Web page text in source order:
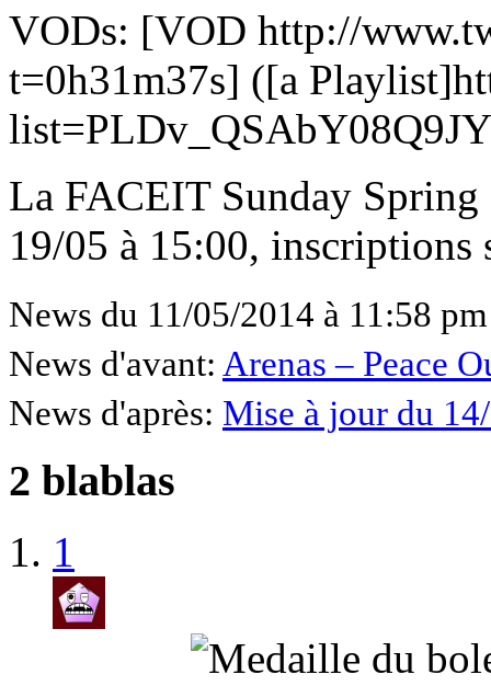
VODs: [VOD http://
t=0h31m37s] ([a
La FACEIT Sunday Spring
19/05 à 15:00, inscriptions
News du 11/05/2014 à 11:58
News d'avant: Arenas – Peace
News d'après: Mise à jour du
2 blablas
1